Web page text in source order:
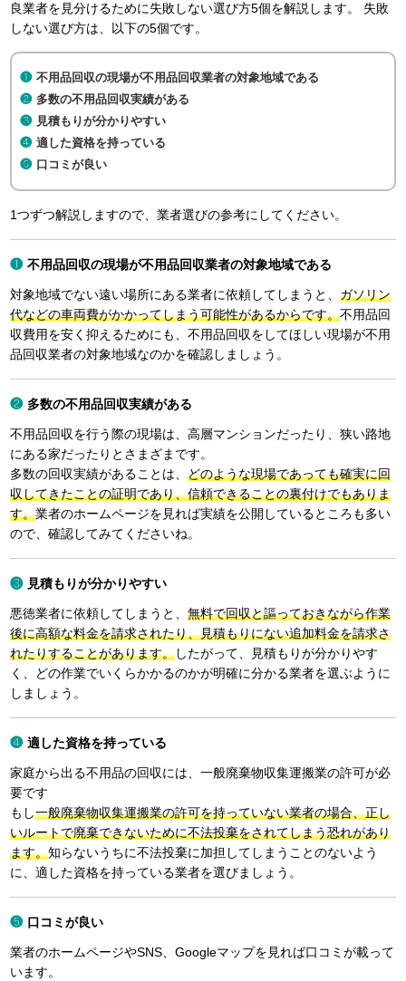
良業者を見分けるために失敗しない選び方5個を解説します。 失敗
しない選び方は、以下の5個です。
不用品回収の現場が不用品回収業者の対象地域である
多数の不用品回収実績がある
見積もりが分かりやすい
適した資格を持っている
口コミが良い
1つずつ解説しますので、業者選びの参考にしてください。
不用品回収の現場が不用品回収業者の対象地域である
対象地域でない遠い場所にある業者に依頼してしまうと、ガソリン
代などの車両費がかかってしまう可能性があるからです。不用品回
収費用を安く抑えるためにも、不用品回収をしてほしい現場が不用
品回収業者の対象地域なのかを確認しましょう。
多数の不用品回収実績がある
不用品回収を行う際の現場は、高層マンションだったり、狭い路地
にある家だったりとさまざまです。
多数の回収実績があることは、どのような現場であっても確実に回
収してきたことの証明であり、信頼できることの裏付けでもありま
す。業者のホームページを見れば実績を公開しているところも多い
ので、確認してみてくださいね。
見積もりが分かりやすい
悪徳業者に依頼してしまうと、無料で回収と謳っておきながら作業
後に高額な料金を請求されたり、見積もりにない追加料金を請求さ
れたりすることがあります。したがって、見積もりが分かりやす
く、どの作業でいくらかかるのかが明確に分かる業者を選ぶように
しましょう。
適した資格を持っている
家庭から出る不用品の回収には、一般廃棄物収集運搬業の許可が必
要です
もし一般廃棄物収集運搬業の許可を持っていない業者の場合、正し
いルートで廃棄できないために不法投棄をされてしまう恐れがあり
ます。知らないうちに不法投棄に加担してしまうことのないよう
に、適した資格を持っている業者を選びましょう。
口コミが良い
業者のホームページやSNS、Googleマップを見れば口コミが載って
います。